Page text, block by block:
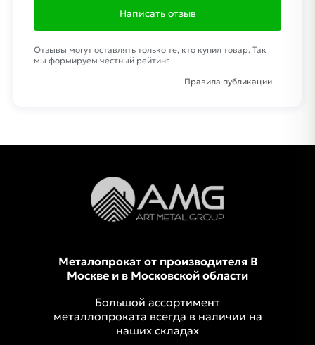
Написать отзыв
Отзывы могут оставлять только те, кто купил товар. Так
мы формируем честный рейтинг
Правила публикации
Металопрокат от производителя В
Москве и в Московской области
Большой ассортимент
металлопроката всегда в наличии на
наших складах